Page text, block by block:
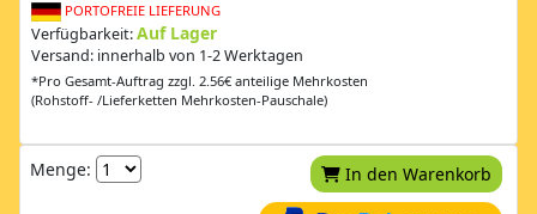
PORTOFREIE LIEFERUNG
Verfügbarkeit:Auf Lager
Versand: innerhalb von 1-2 Werktagen
*Pro Gesamt-Auftrag zzgl. 2.56€ anteilige Mehrkosten
(Rohstoff- /Lieferketten Mehrkosten-Pauschale)
Menge: In den Warenkorb